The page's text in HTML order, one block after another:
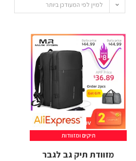
למיין לפי המעודכן ביותר
תיקים ומזוודות
מזוודת תיק גב לגבר